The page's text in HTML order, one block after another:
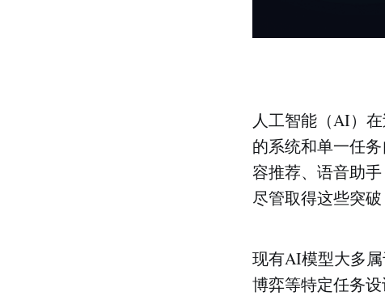
人工智能（AI）
的系统和单一任
容推荐、语音助
尽管取得这些突
现有AI模型大多
博弈等特定任务